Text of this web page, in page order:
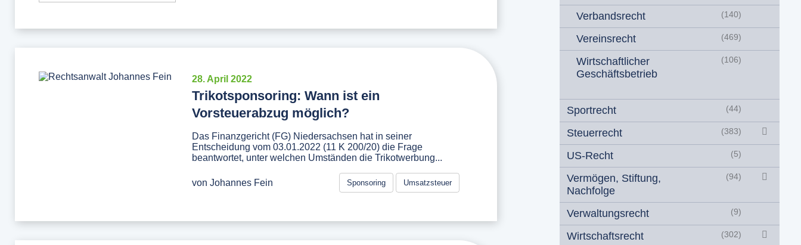
28. April 2022
Trikotsponsoring: Wann ist ein
Vorsteuerabzug möglich?
Das Finanzgericht (FG) Niedersachsen hat in seiner
Entscheidung vom 03.01.2022 (11 K 200/20) die Frage
beantwortet, unter welchen Umständen die Trikotwerbung...
von Johannes Fein Sponsoring Umsatzsteuer
Verbandsrecht (140)
Vereinsrecht (469)
Wirtschaftlicher
Geschäftsbetrieb
(106)
Sportrecht (44)
Steuerrecht (383)
US-Recht (5)
Vermögen, Stiftung,
Nachfolge
(94)
Verwaltungsrecht (9)
Wirtschaftsrecht (302)